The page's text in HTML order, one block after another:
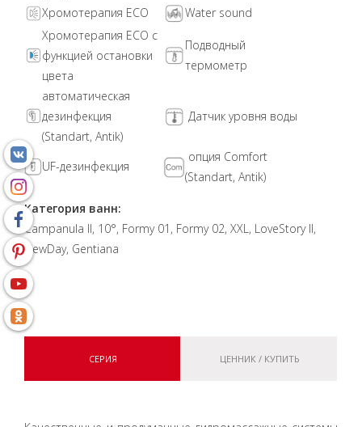
Хромотерапия ECO
Water sound
Хромотерапия ECO с
функцией остановки
цвета
Подводный
термометр
автоматическая
дезинфекция
(Standart, Antik)
Датчик уровня воды
UF-дезинфекция
опция Comfort
(Standart, Antik)
Категория ванн:
Campanula II, 10°, Formy 01, Formy 02, XXL, LoveStory II,
NewDay, Gentiana
СЕРИЯ ЦЕННИК / КУПИТЬ